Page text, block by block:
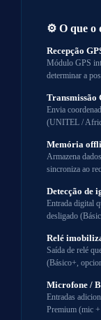
⚙️ O que o
Recepção
Módulo GPS
determinar a
Transmissão
Envia
(UNITEL /
Memória
Armazena
sincroniza ao
Detecção de
Entrada digital
desligado
Relé
Saída de relé
(Básico+,
Microfone /
Entradas
Premium (mic +